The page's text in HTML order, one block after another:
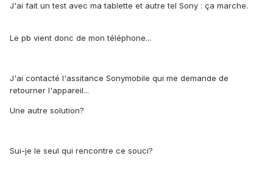
J'ai fait un test avec ma tablette et autre tel Sony : ça marche.
Le pb vient donc de mon téléphone...
J'ai contacté l'assitance Sonymobile qui me demande de
retourner l'appareil...
Une autre solution?
Sui-je le seul qui rencontre ce souci?